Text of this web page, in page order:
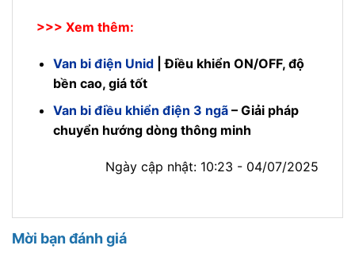
>>> Xem thêm:
Van bi điện Unid| Điều khiển ON/OFF, độ
bền cao, giá tốt
Van bi điều khiển điện 3 ngã– Giải pháp
chuyển hướng dòng thông minh
Ngày cập nhật: 10:23 - 04/07/2025
Mời bạn đánh giá